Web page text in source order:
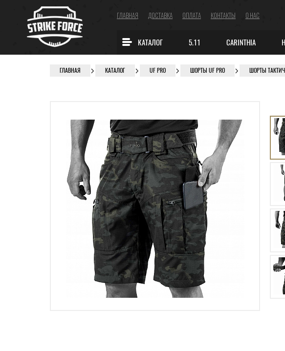
ГЛАВНАЯ ДОСТАВКА ОПЛАТА КОНТАКТЫ О НАС
КАТАЛОГ 5.11 CARINTHIA
ГЛАВНАЯ КАТАЛОГ UF PRO ШОРТЫ UF PRO ШОРТЫ